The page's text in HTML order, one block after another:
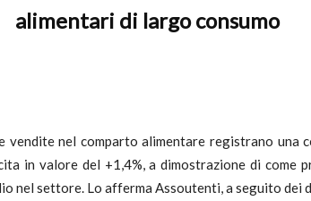
alimentari di largo consumo
vendite nel comparto alimentare registrano una
in valore del +1,4%, a dimostrazione di come
nel settore. Lo afferma Assoutenti, a seguito dei